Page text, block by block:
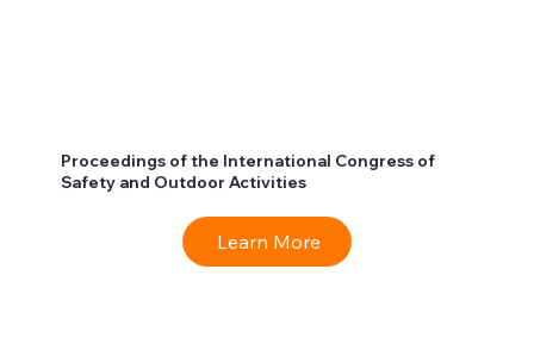
Proceedings of the International Congress of
Safety and Outdoor Activities
Learn More